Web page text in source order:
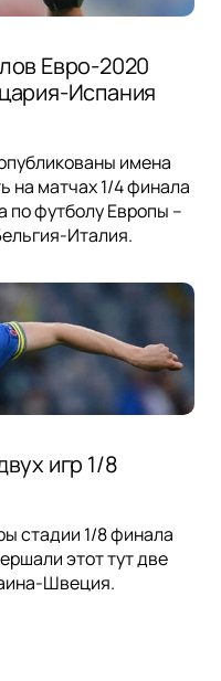
Евро-2020
Испания
имена
на матчах 1/4 финала
по футболу Европы –
Италия.
игр 1/8
стадии 1/8 финала
этот тут две
Швеция.